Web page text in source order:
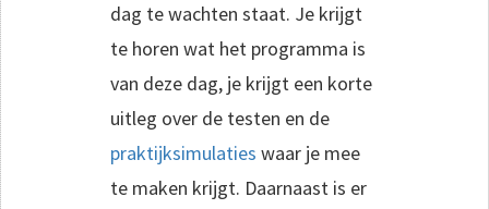
dag te wachten staat. Je krijgt
te horen wat het programma is
van deze dag, je krijgt een korte
uitleg over de testen en de
praktijksimulaties waar je mee
te maken krijgt. Daarnaast is er